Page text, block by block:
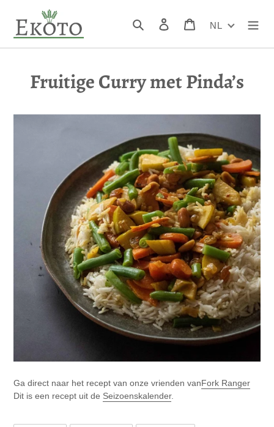
naar
inhoud
Zoeken Inloggen Winkelwagen
NL
Fruitige Curry met Pinda’s
Ga direct naar het recept van onze vrienden vanFork Ranger
Dit is een recept uit de Seizoenskalender.